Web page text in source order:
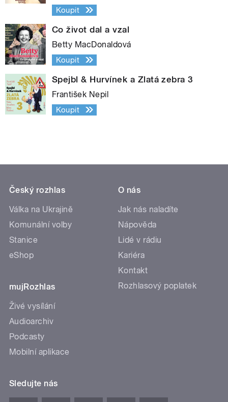
Koupit
Co život dal a vzal
Betty MacDonaldová
Koupit
Spejbl & Hurvínek a Zlatá zebra 3
František Nepil
Koupit
Český rozhlas
Válka na Ukrajině
Komunální volby
Stanice
eShop
mujRozhlas
Živé vysílání
Audioarchiv
Podcasty
Mobilní aplikace
O nás
Jak nás naladíte
Nápověda
Lidé v rádiu
Kariéra
Kontakt
Rozhlasový poplatek
Sledujte nás